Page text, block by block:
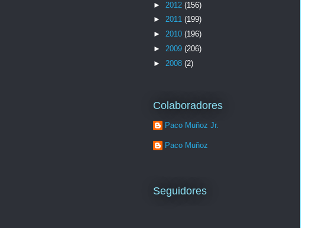
► 2012 (156)
► 2011 (199)
► 2010 (196)
► 2009 (206)
► 2008 (2)
Colaboradores
Paco Muñoz Jr.
Paco Muñoz
Seguidores